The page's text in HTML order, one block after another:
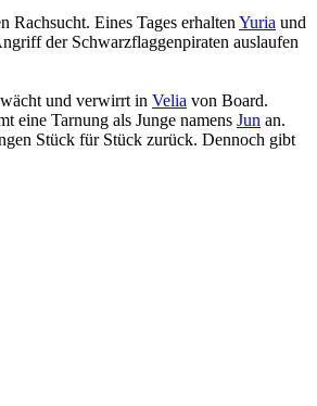
Rachsucht. Eines Tages erhalten Yuria und
der Schwarzflaggenpiraten auslaufen
und verwirrt in Velia von Board.
eine Tarnung als Junge namens Jun an.
Stück für Stück zurück. Dennoch gibt